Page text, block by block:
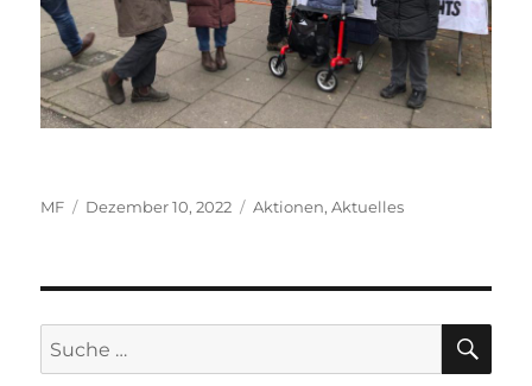
Autor
MF
Veröffentlicht
Dezember 10, 2022 Kategorien
Aktionen,Aktuelles
Suche
nach: